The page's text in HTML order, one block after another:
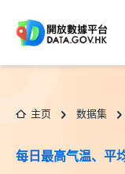
主页 数据集
每日最高气温、平